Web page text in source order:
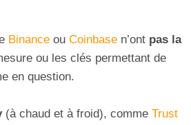
Binance ou Coinbase n’ont pas la
ou les clés permettant de
en question.
(à chaud et à froid), comme Trust